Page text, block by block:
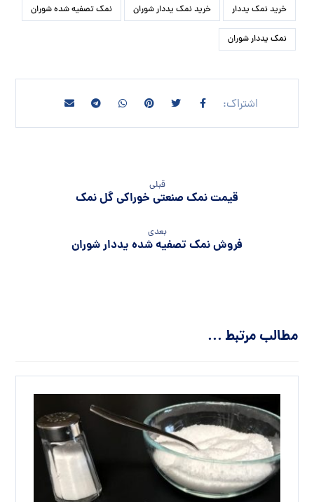
خرید نمک یددار خرید نمک یددار شوران نمک تصفیه شده شوران
نمک یددار شوران
قبلی
قیمت نمک صنعتی خوراکی گل نمک
بعدی
فروش نمک تصفیه شده یددار شوران
مطالب مرتبط ...